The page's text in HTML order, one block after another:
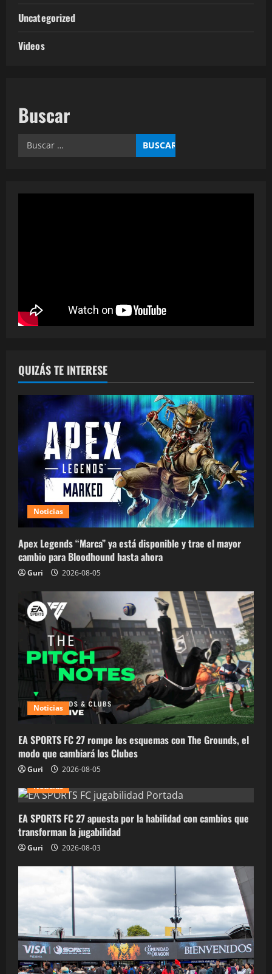
Uncategorized
Videos
Buscar
QUIZÁS TE INTERESE
Noticias
Apex Legends “Marca” ya está disponible y trae el mayor
cambio para Bloodhound hasta ahora
Guri 2026-08-05
Noticias
EA SPORTS FC 27 rompe los esquemas con The Grounds, el
modo que cambiará los Clubes
Guri
2026-08-05
Noticias
EA SPORTS FC 27 apuesta por la habilidad con cambios que
transforman la jugabilidad
Guri 2026-08-03